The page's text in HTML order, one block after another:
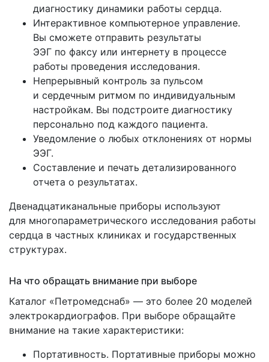
диагностику динамики работы сердца.
Интерактивное компьютерное управление.
Вы сможете отправить результаты
ЭЭГ по факсу или интернету в процессе
работы проведения исследования.
Непрерывный контроль за пульсом
и сердечным ритмом по индивидуальным
настройкам. Вы подстроите диагностику
персонально под каждого пациента.
Уведомление о любых отклонениях от нормы
ЭЭГ.
Составление и печать детализированного
отчета о результатах.
Двенадцатиканальные приборы используют
для многопараметрического исследования работы
сердца в частных клиниках и государственных
структурах.
На что обращать внимание при выборе
Каталог «Петромедснаб» — это более 20 моделей
электрокардиографов. При выборе обращайте
внимание на такие характеристики:
Портативность. Портативные приборы можно